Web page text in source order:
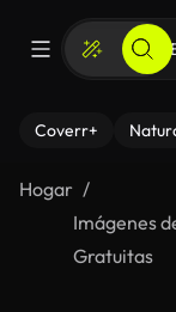
Coverr+
Hogar
Imágenes
Gratuitas